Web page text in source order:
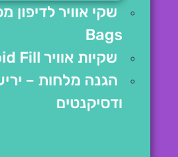
Bags
שקיות אוויר Rapid Fill
ודסיקנטים